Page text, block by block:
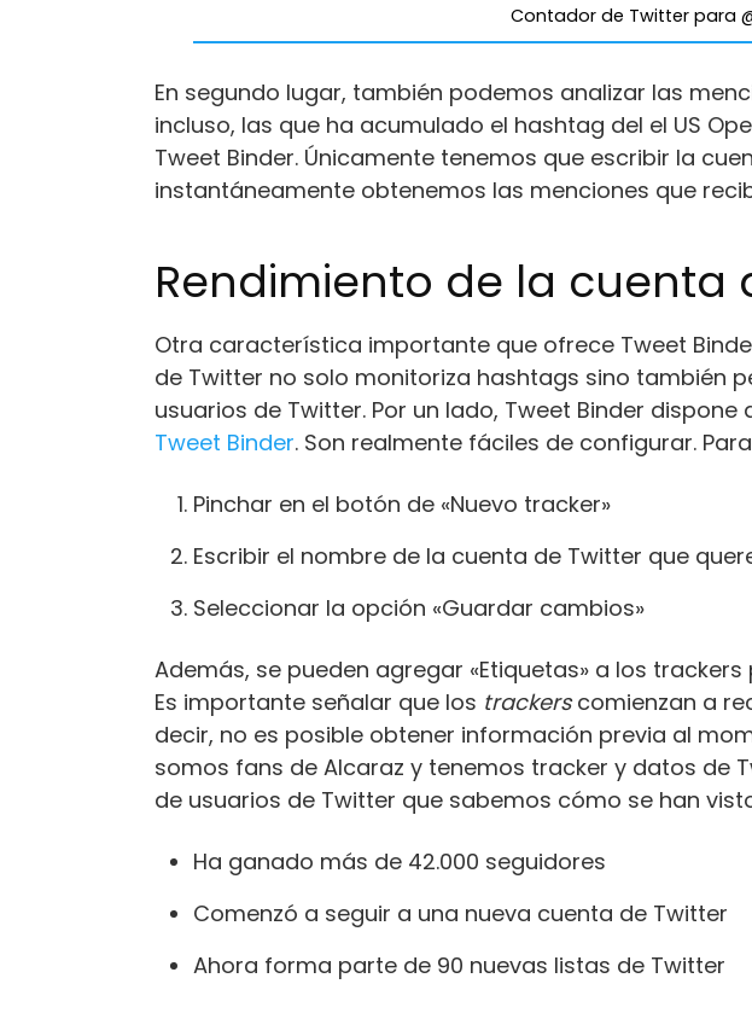
Contador de Twitter para
En segundo lugar, también podemos analizar las
incluso, las que ha acumulado el hashtag del el US
Tweet Binder. Únicamente tenemos que escribir la
instantáneamente obtenemos las menciones que
Rendimiento de la cuenta
Otra característica importante que ofrece Tweet
de Twitter no solo monitoriza hashtags sino también
usuarios de Twitter. Por un lado, Tweet Binder dispone
Tweet Binder. Son realmente fáciles de configurar.
Pinchar en el botón de «Nuevo tracker»
Escribir el nombre de la cuenta de Twitter que
Seleccionar la opción «Guardar cambios»
Además, se pueden agregar «Etiquetas» a los
Es importante señalar que los trackerscomienzan a
decir, no es posible obtener información previa al
somos fans de Alcaraz y tenemos tracker y datos de
de usuarios de Twitter que sabemos cómo se han
Ha ganado más de 42.000 seguidores
Comenzó a seguir a una nueva cuenta de Twitter
Ahora forma parte de 90 nuevas listas de Twitter